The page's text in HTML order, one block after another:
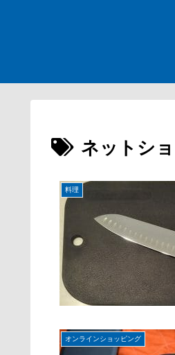
ネットシ
料理
オンラインショッピング